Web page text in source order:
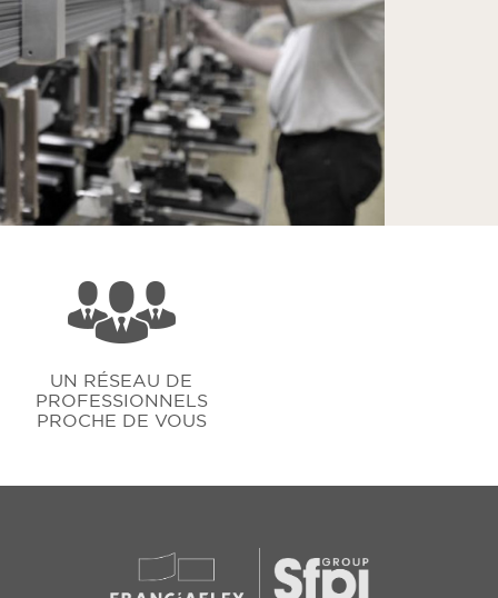
UN RÉSEAU DE
PROFESSIONNELS
PROCHE DE VOUS